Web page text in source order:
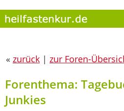
« zurück | zur Foren-
Forenthema:
Junkies